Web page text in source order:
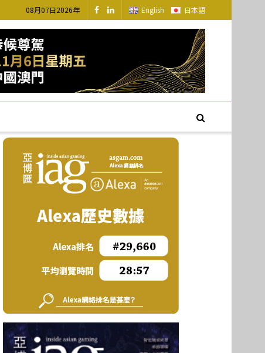
08月07日2026年 English 日本語